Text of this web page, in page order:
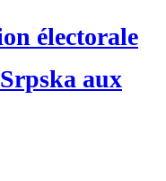
électorale
aux